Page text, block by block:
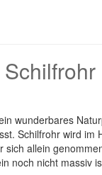
wunderbares
Schilfrohr wird im
sich allein
noch nicht massiv